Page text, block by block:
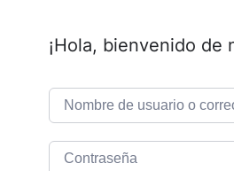
¡Hola, bienvenido de